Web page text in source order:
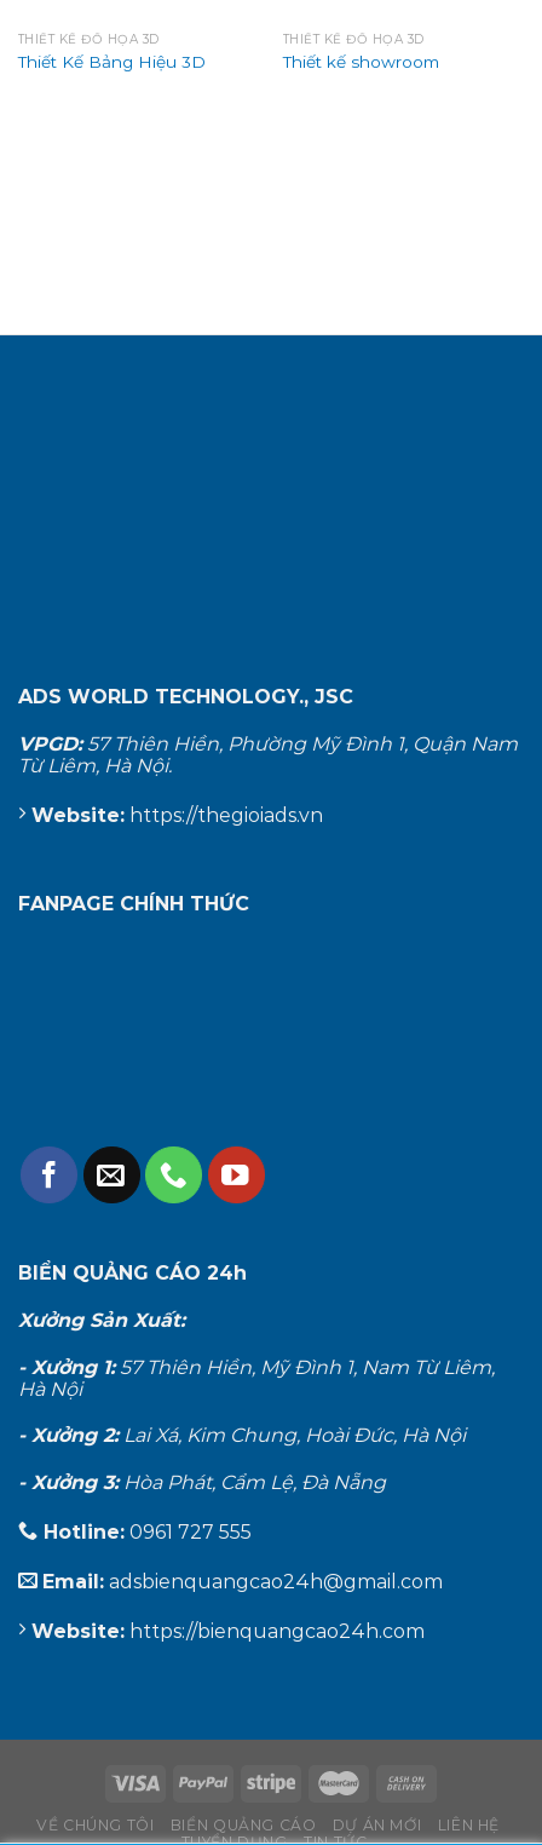
THIẾT KẾ ĐỒ HỌA 3D
Thiết Kế Bảng Hiệu 3D
THIẾT KẾ ĐỒ HỌA 3D
Thiết kế showroom
ADS WORLD TECHNOLOGY., JSC
VPGD:57 Thiên Hiền, Phường Mỹ Đình 1, Quận Nam
Từ Liêm, Hà Nội.
Website: https://thegioiads.vn
BIỂN QUẢNG CÁO 24h
Xưởng Sản Xuất:
- Xưởng 1:57 Thiên Hiền, Mỹ Đình 1, Nam Từ Liêm,
Hà Nội
- Xưởng 2:Lai Xá, Kim Chung, Hoài Đức, Hà Nội
- Xưởng 3:Hòa Phát, Cẩm Lệ, Đà Nẵng
Hotline: 0961 727 555
Email: adsbienquangcao24h@gmail.com
Website: https://bienquangcao24h.com
FANPAGE CHÍNH THỨC
VỀ CHÚNG TÔI BIỂN QUẢNG CÁO DỰ ÁN MỚI
LIÊN HỆ